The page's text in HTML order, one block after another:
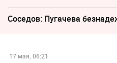
Соседов: Пугачева
17 мая, 06:21